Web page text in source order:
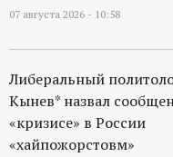
07 августа 2026 - 10:58
Либеральный
Кынев* назвал
«кризисе» в России
«хайпожорстовм»